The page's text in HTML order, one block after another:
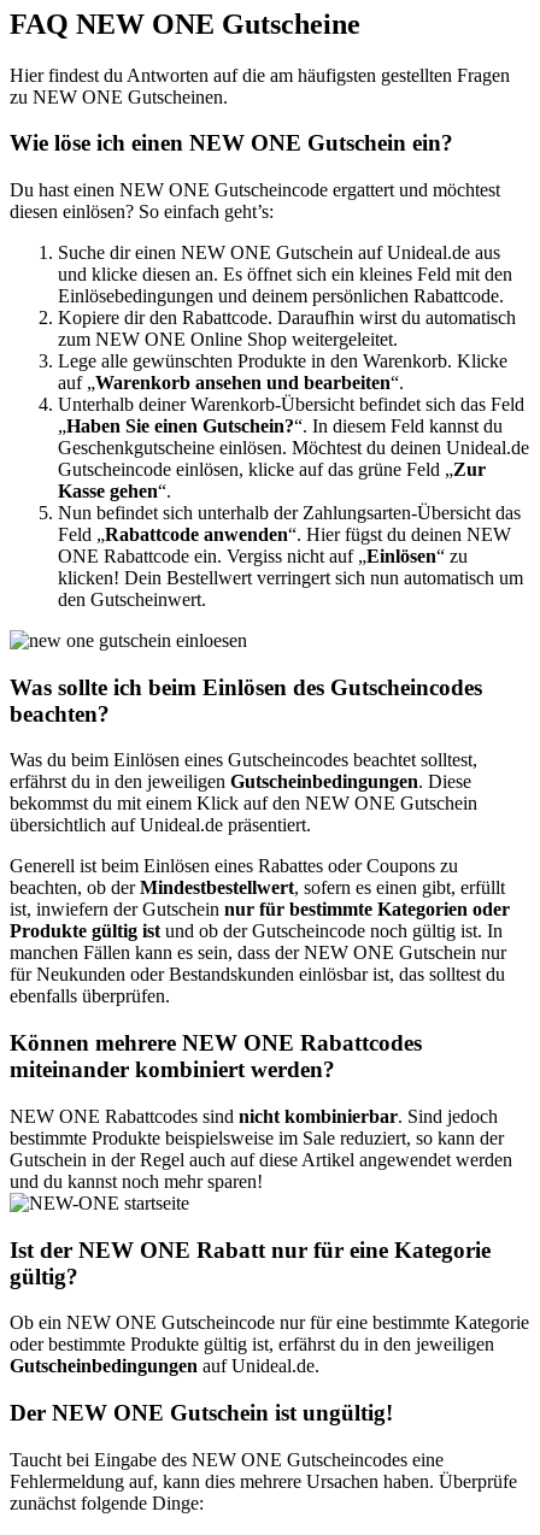
FAQ NEW ONE Gutscheine
Hier findest du Antworten auf die am häufigsten gestellten Fragen
zu NEW ONE Gutscheinen.
Wie löse ich einen NEW ONE Gutschein ein?
Du hast einen NEW ONE Gutscheincode ergattert und möchtest
diesen einlösen? So einfach geht’s:
Suche dir einen NEW ONE Gutschein auf Unideal.de aus
und klicke diesen an. Es öffnet sich ein kleines Feld mit den
Einlösebedingungen und deinem persönlichen Rabattcode.
Kopiere dir den Rabattcode. Daraufhin wirst du automatisch
zum NEW ONE Online Shop weitergeleitet.
Lege alle gewünschten Produkte in den Warenkorb. Klicke
auf „Warenkorb ansehen und bearbeiten“.
Unterhalb deiner Warenkorb-Übersicht befindet sich das Feld
„Haben Sie einen Gutschein?“. In diesem Feld kannst du
Geschenkgutscheine einlösen. Möchtest du deinen Unideal.de
Gutscheincode einlösen, klicke auf das grüne Feld „Zur
Kasse gehen“.
Nun befindet sich unterhalb der Zahlungsarten-Übersicht das
Feld „Rabattcode anwenden“. Hier fügst du deinen NEW
ONE Rabattcode ein. Vergiss nicht auf „Einlösen“ zu
klicken! Dein Bestellwert verringert sich nun automatisch um
den Gutscheinwert.
Was sollte ich beim Einlösen des Gutscheincodes
beachten?
Was du beim Einlösen eines Gutscheincodes beachtet solltest,
erfährst du in den jeweiligen Gutscheinbedingungen. Diese
bekommst du mit einem Klick auf den NEW ONE Gutschein
übersichtlich auf Unideal.de präsentiert.
Generell ist beim Einlösen eines Rabattes oder Coupons zu
beachten, ob derMindestbestellwert, sofern es einen gibt, erfüllt
ist, inwiefern der Gutschein nur für bestimmte Kategorien oder
Produkte gültig ist und ob der Gutscheincode noch gültig ist. In
manchen Fällen kann es sein, dass der NEW ONE Gutschein nur
für Neukunden oder Bestandskunden einlösbar ist, das solltest du
ebenfalls überprüfen.
Können mehrere NEW ONE Rabattcodes
miteinander kombiniert werden?
NEW ONE Rabattcodes sind nicht kombinierbar. Sind jedoch
bestimmte Produkte beispielsweise im Sale reduziert, so kann der
Gutschein in der Regel auch auf diese Artikel angewendet werden
und du kannst noch mehr sparen!
Ist der NEW ONE Rabatt nur für eine Kategorie
gültig?
Ob ein NEW ONE Gutscheincode nur für eine bestimmte Kategorie
oder bestimmte Produkte gültig ist, erfährst du in den jeweiligen
Gutscheinbedingungen auf Unideal.de.
Der NEW ONE Gutschein ist ungültig!
Taucht bei Eingabe des NEW ONE Gutscheincodes eine
Fehlermeldung auf, kann dies mehrere Ursachen haben. Überprüfe
zunächst folgende Dinge: